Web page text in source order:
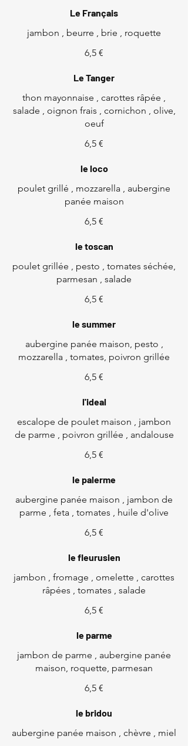
Le Français
jambon , beurre , brie , roquette
6,5 €
Le Tanger
thon mayonnaise , carottes râpée ,
salade , oignon frais , cornichon , olive,
oeuf
6,5 €
le loco
poulet grillé , mozzarella , aubergine
panée maison
6,5 €
le toscan
poulet grillée , pesto , tomates séchée,
parmesan , salade
6,5 €
le summer
aubergine panée maison, pesto ,
mozzarella , tomates, poivron grillée
6,5 €
l'ideal
escalope de poulet maison , jambon
de parme , poivron grillée , andalouse
6,5 €
le palerme
aubergine panée maison , jambon de
parme , feta , tomates , huile d'olive
6,5 €
le fleurusien
jambon , fromage , omelette , carottes
râpées , tomates , salade
6,5 €
le parme
jambon de parme , aubergine panée
maison, roquette, parmesan
6,5 €
le bridou
aubergine panée maison , chèvre , miel